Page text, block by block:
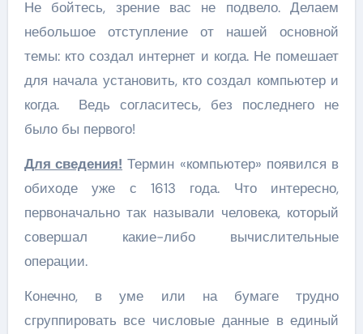
Не бойтесь, зрение вас не подвело. Делаем
небольшое отступление от нашей основной
темы: кто создал интернет и когда. Не помешает
для начала установить, кто создал компьютер и
когда. Ведь согласитесь, без последнего не
было бы первого!
Для сведения! Термин «компьютер» появился в
обиходе уже с 1613 года. Что интересно,
первоначально так называли человека, который
совершал какие-либо вычислительные
операции.
Конечно, в уме или на бумаге трудно
сгруппировать все числовые данные в единый